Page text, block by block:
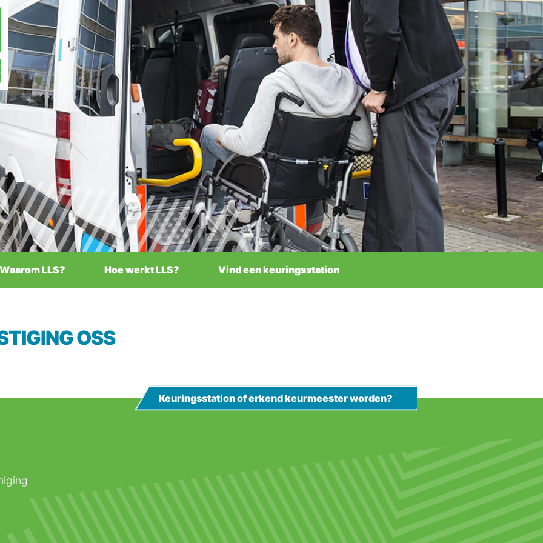
Waarom LLS? Hoe werkt LLS? Vind een keuringsstation
OSS
Keuringsstation of erkend keurmeester worden?